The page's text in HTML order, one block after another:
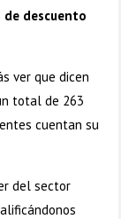
descuento
ver que dicen
total de 263
cuentan su
del sector